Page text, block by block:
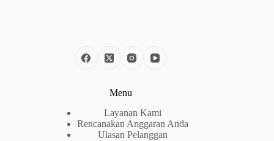
Menu
Layanan Kami
Rencanakan Anggaran Anda
Ulasan Pelanggan